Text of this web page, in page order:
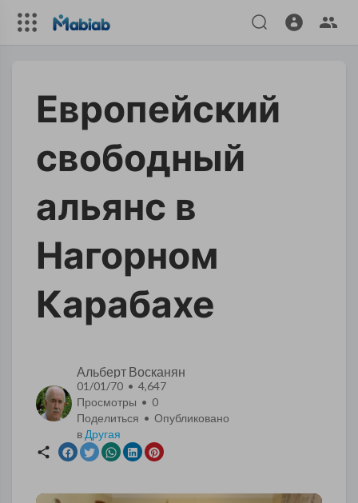
Европейский
свободный
альянс в
Нагорном
Карабахе
Альберт Восканян
01/01/70 • 4,647
Просмотры • 0
Поделиться • Опубликовано
в Другая